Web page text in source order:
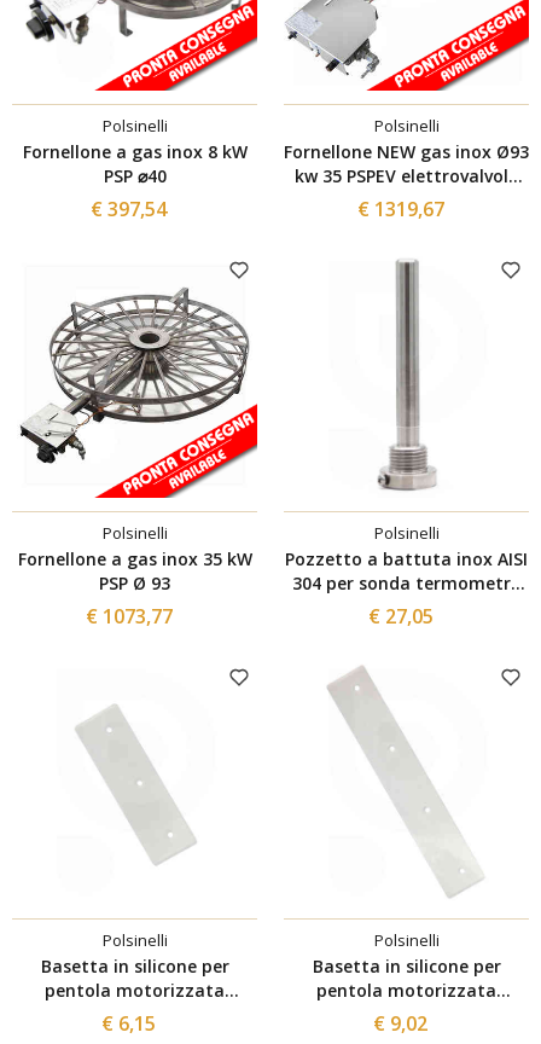
Polsinelli
Fornellone a gas inox 8 kW
PSP ⌀40
€ 397,54
Polsinelli
Fornellone NEW gas inox Ø93
kw 35 PSPEV elettrovalvola
24 V-GPL/METANO
€ 1319,67
Polsinelli
Fornellone a gas inox 35 kW
PSP Ø 93
€ 1073,77
Polsinelli
Pozzetto a battuta inox AISI
304 per sonda termometro
115
€ 27,05
Polsinelli
Basetta in silicone per
pentola motorizzata
marmellata 35 L
€ 6,15
Polsinelli
Basetta in silicone per
pentola motorizzata
marmellata 150/200 L
€ 9,02